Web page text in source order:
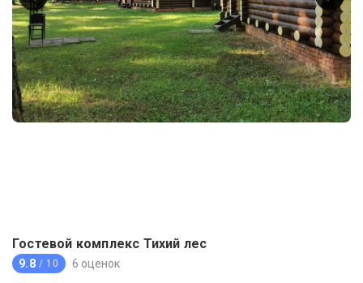
Гостевой комплекс Тихий лес
9.8 / 10 6 оценок